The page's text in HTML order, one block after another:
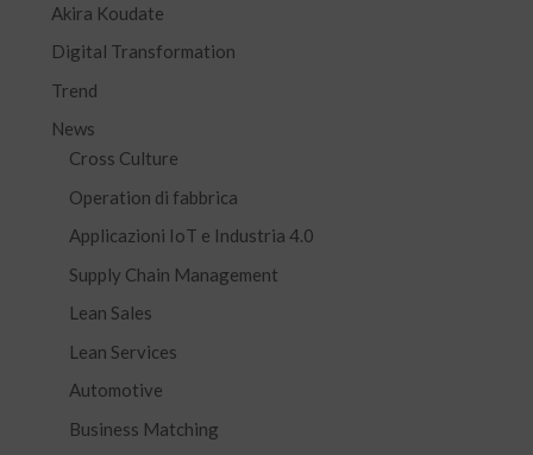
Akira Koudate
Digital Transformation
Trend
News
Cross Culture
Operation di fabbrica
Applicazioni IoT e Industria 4.0
Supply Chain Management
Lean Sales
Lean Services
Automotive
Business Matching